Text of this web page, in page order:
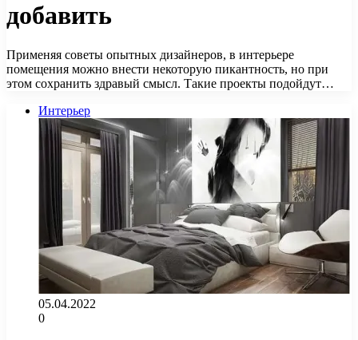
добавить
Применяя советы опытных дизайнеров, в интерьере
помещения можно внести некоторую пикантность, но при
этом сохранить здравый смысл. Такие проекты подойдут…
Интерьер
05.04.2022
0